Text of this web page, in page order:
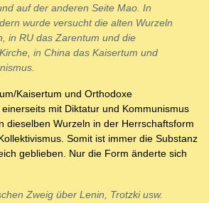
auf der anderen Seite Mao. In
wurde versucht die alten Wurzeln
in RU das Zarentum und die
in China das Kaisertum und
Kaisertum und Orthodoxe
mit Diktatur und Kommunismus
dieselben Wurzeln in der Herrschaftsform
Somit ist immer die Substanz
geblieben. Nur die Form änderte sich
Zweig über Lenin, Trotzki usw.